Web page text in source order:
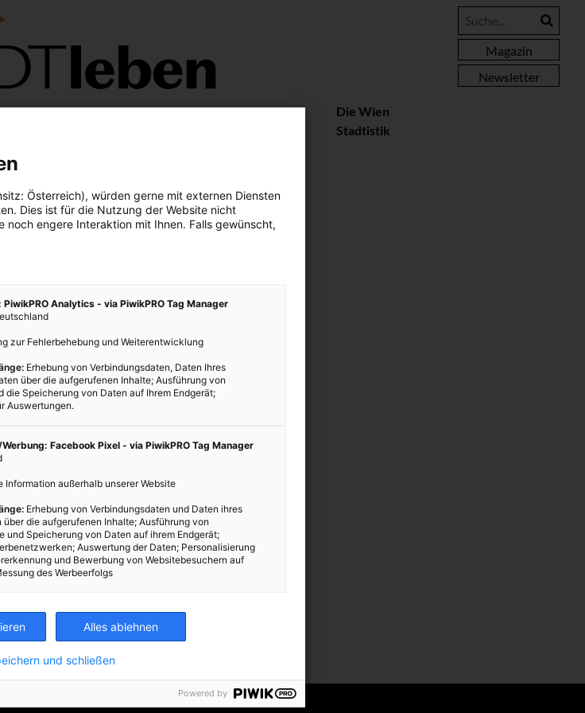
Magazin
Newsletter
Nachgefragt
Klima-
Bessere
Die Wien
Stadtistik
Österreich), würden gerne mit externen Diensten
Dies ist für die Nutzung der Website nicht
noch engere Interaktion mit Ihnen. Falls gewünscht,
Analytics - via PiwikPRO Tag Manager
zur Fehlerbehebung und Weiterentwicklung
Erhebung von Verbindungsdaten, Daten Ihres
über die aufgerufenen Inhalte; Ausführung von
die Speicherung von Daten auf Ihrem Endgerät;
Auswertungen.
Facebook Pixel - via PiwikPRO Tag Manager
Information außerhalb unserer Website
Erhebung von Verbindungsdaten und Daten ihres
über die aufgerufenen Inhalte; Ausführung von
und Speicherung von Daten auf ihrem Endgerät;
Auswertung der Daten; Personalisierung
und Bewerbung von Websitebesuchern auf
des Werbeerfolgs
Alles ablehnen
und schließen
Powered by